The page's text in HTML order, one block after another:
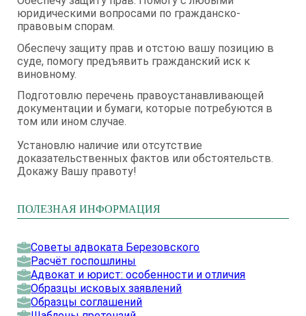
ПОЛЕЗНАЯ ИНФОРМАЦИЯ
Советы адвоката Березовского
Расчёт госпошлины
Адвокат и юрист: особенности и отличия
Образцы исковых заявлений
Образцы соглашений
юридическими вопросами по гражданско-
правовым спорам.
Обеспечу защиту прав и отстою вашу позицию в
суде, помогу предъявить гражданский иск к
виновному.
Подготовлю перечень правоустанавливающей
документации и бумаги, которые потребуются в
том или ином случае.
Установлю наличие или отсутствие
доказательственных фактов или обстоятельств.
Докажу Вашу правоту!